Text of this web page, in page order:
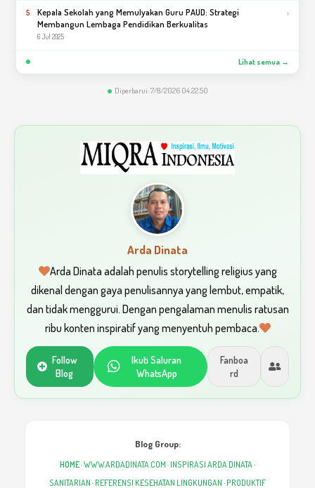
5
Kepala Sekolah yang Memulyakan Guru PAUD: Strategi
Membangun Lembaga Pendidikan Berkualitas
6 Jul 2025
›
Lihat semua →
Diperbarui: 7/8/2026 04.22.50
Arda Dinata
Arda Dinata adalah penulis storytelling religius yang
dikenal dengan gaya penulisannya yang lembut, empatik,
dan tidak menggurui. Dengan pengalaman menulis ratusan
ribu konten inspiratif yang menyentuh pembaca.
Follow
Blog
Ikuti Saluran
WhatsApp
Fanboa
rd
Blog Group:
HOME·WWW.ARDADINATA.COM · INSPIRASI ARDA DINATA·
SANITARIAN · REFERENSI KESEHATAN LINGKUNGAN · PRODUKTIF